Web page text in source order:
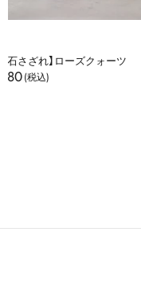
【天然石さざれ】アメシスト
¥1,980